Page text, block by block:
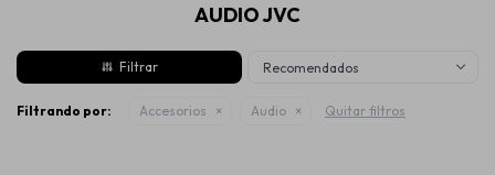
AUDIO JVC
Recomendados
Filtrando por: Accesorios Audio Quitar filtros
Llantas